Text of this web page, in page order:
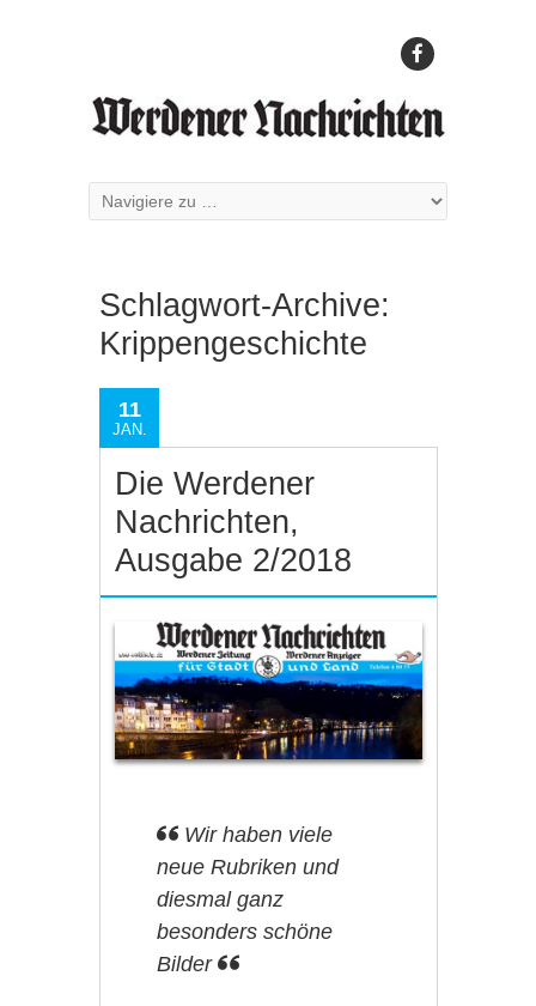
Schlagwort-Archive:
Krippengeschichte
11
JAN.
Die Werdener
Nachrichten,
Ausgabe 2/2018
Wir haben viele
neue Rubriken und
diesmal ganz
besonders schöne
Bilder